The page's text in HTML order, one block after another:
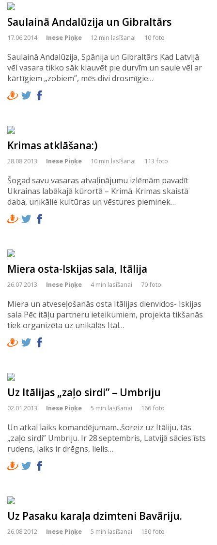
Saulainā Andalūzija un Gibraltārs
17.06.2014 Inese Piņķe 12 min lasīšanai 10 foto
Saulainā Andalūzija, Spānija un Gibraltārs Kad Latvijā
vēl vasara tikko sāk klauvēt pie durvīm un saule vēl ar
kārtīgiem „zobiem”, mēs divi drosmīgie…
Krimas atklāšana:)
28.08.2013 Inese Piņķe 10 min lasīšanai 113 foto
Šogad savu vasaras atvaļinājumu izlēmām pavadīt
Ukrainas labākajā kūrortā – Krimā. Krimas skaistā
daba, unikālie kultūras un vēstures pieminek…
Miera osta-Iskijas sala, Itālija
26.07.2013 Inese Piņķe 4 min lasīšanai 70 foto
Miera un atveseļošanās osta Itālijas dienvidos- Iskijas
sala Pēc itāļu partneru ieteikumiem, projekta tikšanās
tiek organizēta uz unikālās Itāl…
Uz Itālijas „zaļo sirdi” – Umbriju
02.01.2013 Inese Piņķe 5 min lasīšanai 166 foto
Un atkal laiks komandējumam...šoreiz uz Itāliju, tās
„zaļo sirdi” Umbriju. Ir 28.septembris, Latvijā sācies īsts
rudens, laiks ir drēgns, lielis…
Uz Pasaku karaļa dzimteni Bavāriju.
26.08.2012 Inese Piņķe 5 min lasīšanai 130 foto